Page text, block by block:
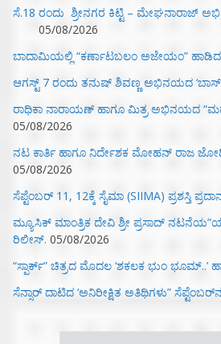
ಸೆ.18 ರಂದು ಶ್ರೀನಗರ ಕಿಟ್ಟಿ – ಮೇಘನಾರಾಜ್
05/08/2026
ಬಾದಾಮಿಯಲ್ಲಿ “ಕರ್ಣಾಟಬಲಂ ಅಜೇಯಂ” ಹಾಡಿದ
ಆಗಸ್ಟ್ 7 ರಂದು ತನುಷ್ ಶಿವಣ್ಣ ಅಭಿನಯದ
ರಾಧಿಕಾ ನಾರಾಯಣ್ ಹಾಗೂ ಮಿತ್ರ ಅಭಿನಯದ
05/08/2026
ನಟ ಕಾರ್ತಿ ಹಾಗೂ ನಿರ್ದೇಶಕ ಮೋಹನ್ ರಾಜ
05/08/2026
ಸೆಪ್ಟೆಂಬರ್ 11, 12ಕ್ಕೆ ಸೈಮಾ (SIIMA) ಪ್ರಶಸ್ತಿ
ಮ್ಯೂಸಿಕ್‌ ಮಾಂತ್ರಿಕ ದೇವಿ ಶ್ರೀ ಪ್ರಸಾದ್
ರಿಲೀಸ್. 05/08/2026
“ಸ್ಪಾರ್ಕ್” ಚಿತ್ರದ ಮೊದಲ‌ ‘ಶಕಲಕ ಭುಂ‌ ಭೂಮ್..’
ಸೆನ್ಸಾರ್ ದಾಟಿದ ‘ಅನಿರೀಕ್ಷಿತ ಅತಿಥಿಗಳು”